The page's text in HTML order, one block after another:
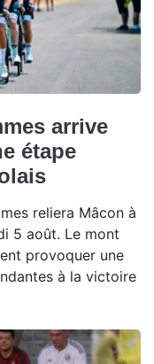
arrive
étape
reliera Mâcon à
5 août. Le mont
provoquer une
à la victoire